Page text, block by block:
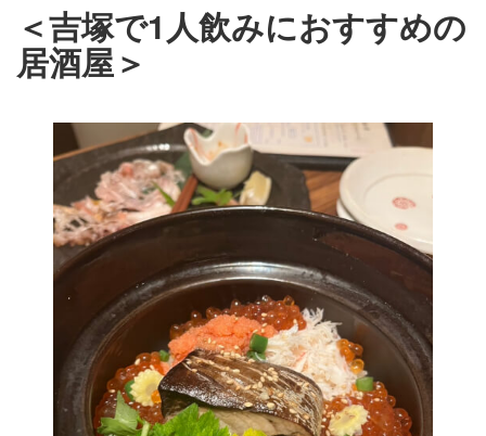
＜吉塚で1人飲みにおすすめの
居酒屋＞